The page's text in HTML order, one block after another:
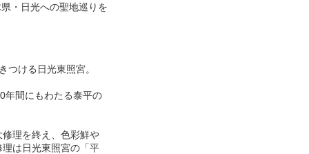
・日光への聖地巡りを
ける日光東照宮。
年間にもわたる泰平の
理を終え、色彩鮮や
は日光東照宮の「平